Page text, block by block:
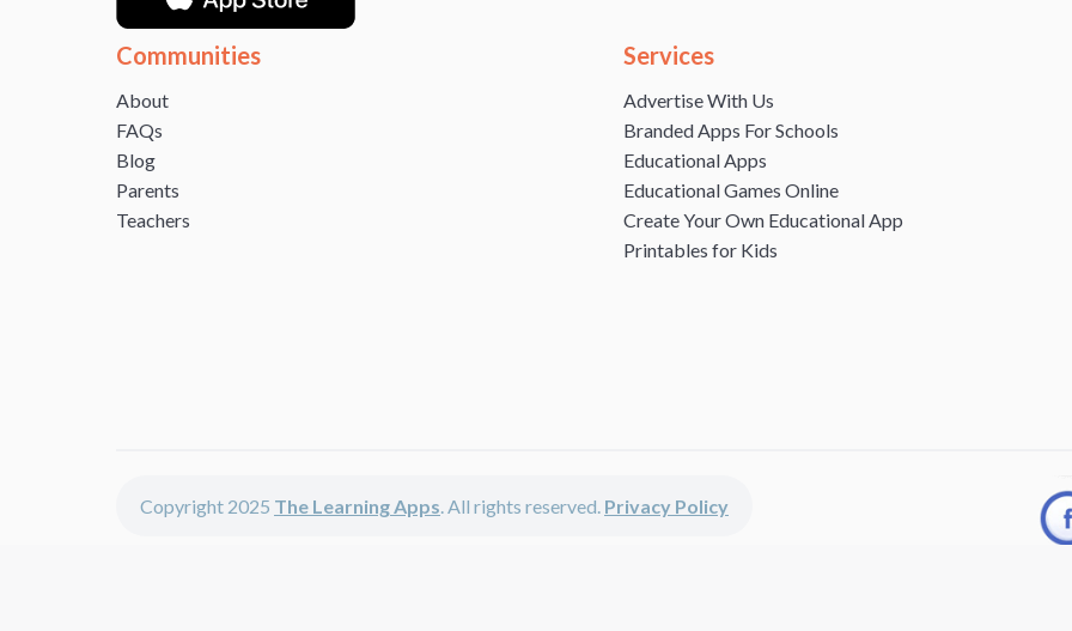
Communities
About
FAQs
Blog
Parents
Teachers
Services
Advertise With Us
Branded Apps For Schools
Educational Apps
Educational Games Online
Create Your Own Educational App
Printables for Kids
Copyright 2025 The Learning Apps. All rights reserved. Privacy Policy